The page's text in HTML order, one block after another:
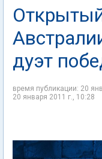
дуэт
время публикации: 20
20 января 2011 г., 10:28